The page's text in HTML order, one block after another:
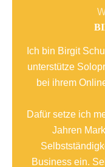
Ich bin Birgit
unterstütze
bei ihrem
Dafür setze ich
Jahren
Business ein.